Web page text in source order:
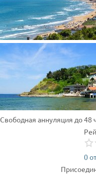
Свободная аннуляция до 48
0